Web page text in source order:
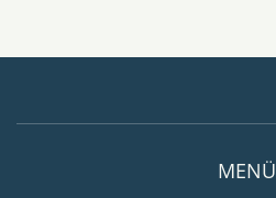
MENÜ